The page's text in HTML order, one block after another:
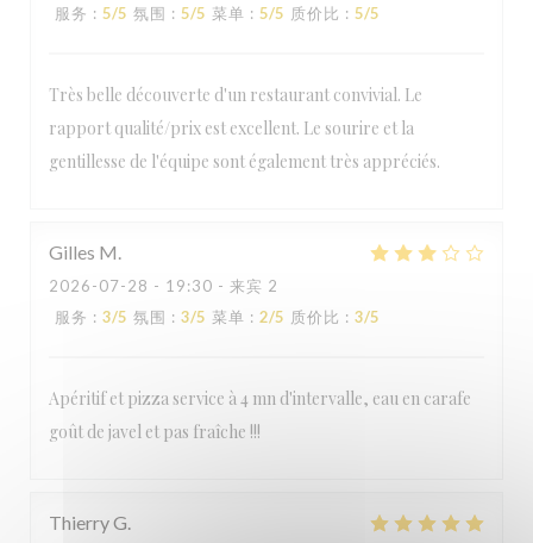
服务 : 5/5 氛围 : 5/5 菜单 : 5/5 质价比 : 5/5
Très belle découverte d'un restaurant convivial. Le
rapport qualité/prix est excellent. Le sourire et la
gentillesse de l'équipe sont également très appréciés.
Gilles M
2026-07-28 - 19:30 - 来宾 2
服务 : 3/5 氛围 : 3/5 菜单 : 2/5 质价比 : 3/5
Apéritif et pizza service à 4 mn d'intervalle, eau en carafe
goût de javel et pas fraîche !!!
ThierryG
PIAZZA DEL GUSTO